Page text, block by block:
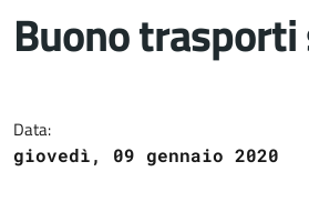
Buono
Data:
giovedì, 09 gennaio 2020